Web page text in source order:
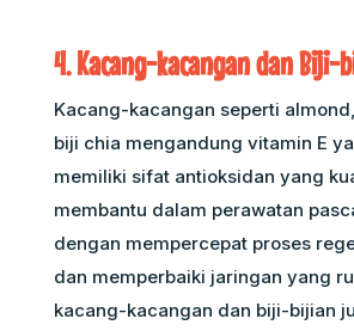
4. Kacang-kacangan dan Biji-
Kacang-kacangan seperti
biji chia mengandung vitamin E
memiliki sifat antioksidan yang
membantu dalam perawatan
dengan mempercepat proses
dan memperbaiki jaringan yang
kacang-kacangan dan biji-bijian